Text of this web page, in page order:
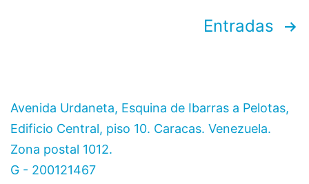
materia
Entradas
Avenida Urdaneta, Esquina de Ibarras a Pelotas,
Edificio Central, piso 10. Caracas. Venezuela.
Zona postal 1012.
G - 200121467